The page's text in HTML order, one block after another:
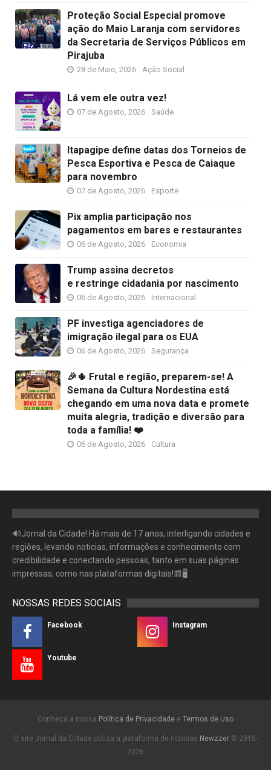
Proteção Social Especial promove
ação do Maio Laranja com servidores
da Secretaria de Serviços Públicos em
Pirajuba
28 de Maio, 2026 Ação Social
Lá vem ele outra vez!
07 de Agosto, 2026 Saúde
Itapagipe define datas dos Torneios de
Pesca Esportiva e Pesca de Caiaque
para novembro
07 de Agosto, 2026 Esporte
Pix amplia participação nos
pagamentos em bares e restaurantes
06 de Agosto, 2026 Economia
Trump assina decretos
e restringe cidadania por nascimento
06 de Agosto, 2026 Internacional
PF investiga agenciadores de
imigração ilegal para os EUA
06 de Agosto, 2026 Segurança
🎉🌵 Frutal e região, preparem-se! A
Semana da Cultura Nordestina está
chegando em uma nova data e promete
muita alegria, tradição e diversão para
toda a família! ❤️
06 de Agosto, 2026 Cultura
🔊Jornal da Cidade! Há mais de 17 anos, interligando cidades e
regiões, levando noticias, informações e conhecimento com
credibilidade e conectando pessoas, tanto em suas páginas
impressas, como nas plataformas digitais!📰🖥
NOSSAS REDES SOCIAIS
Facebook Instagram
Youtube
Conheça a nossa Política de Privacidade e Termos de Uso
O site Jornal da Cidade utiliza a plataforma de notícias Newzzer © 2015-
2026